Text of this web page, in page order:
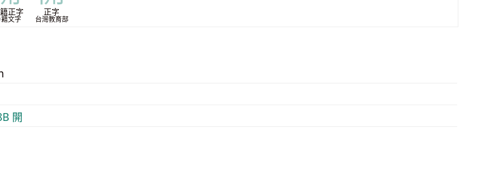
正字
籍文字
正字
台灣教育部
開